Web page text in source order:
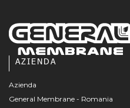
AZIENDA
Azienda
General Membrane - Romania